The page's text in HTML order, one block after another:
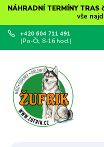
NÁHRADNÍ TERMÍNY
vše
+420 604 711 491
(Po-Čt, 8-16 hod.)